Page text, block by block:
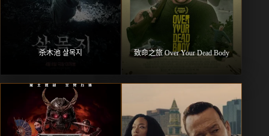
杀木池 살목지 致命之旅 Over Your Dead Body